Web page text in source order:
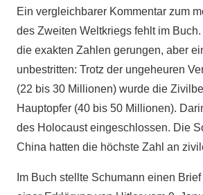
Ein vergleichbarer Kommentar zum
des Zweiten Weltkriegs fehlt im
die exakten Zahlen gerungen, aber
unbestritten: Trotz der ungeheuren
(22 bis 30 Millionen) wurde die
Hauptopfer (40 bis 50 Millionen).
des Holocaust eingeschlossen. Die
China hatten die höchste Zahl an
Im Buch stellte Schumann einen